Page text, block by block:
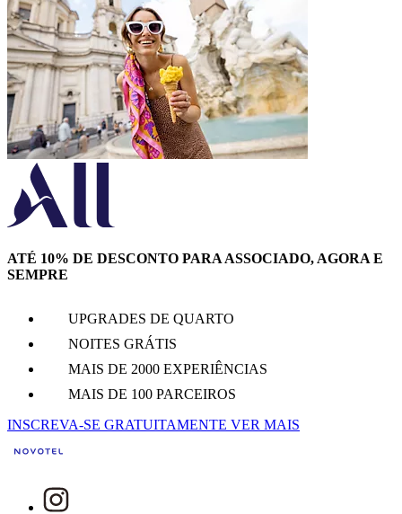
ATÉ 10% DE DESCONTO PARA ASSOCIADO, AGORA E
SEMPRE
UPGRADES DE QUARTO
NOITES GRÁTIS
MAIS DE 2000 EXPERIÊNCIAS
MAIS DE 100 PARCEIROS
INSCREVA-SE GRATUITAMENTE VER MAIS